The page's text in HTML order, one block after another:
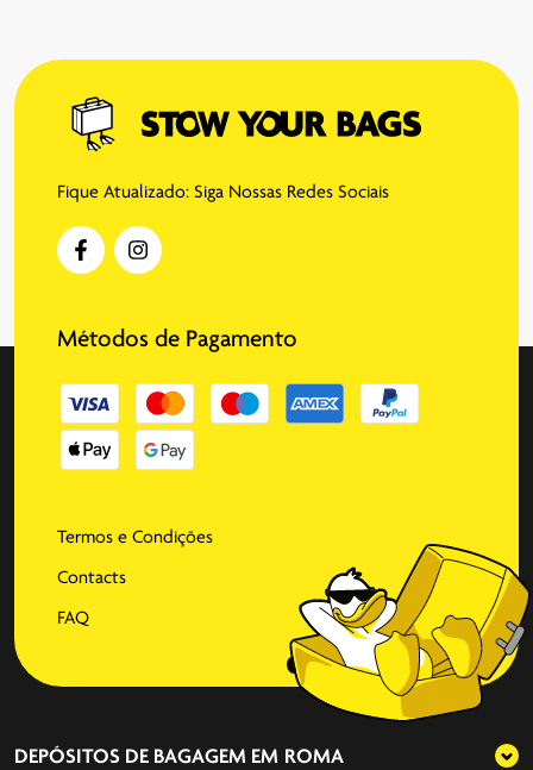
Fique Atualizado: Siga Nossas Redes Sociais
Métodos de Pagamento
Termos e Condições
Contacts
FAQ
DEPÓSITOS DE BAGAGEM EM ROMA